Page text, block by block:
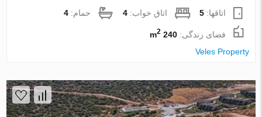
اتاقها:5 اتاق خواب:4 حمام:4
فضای زندگی:240 m
2
Veles Property